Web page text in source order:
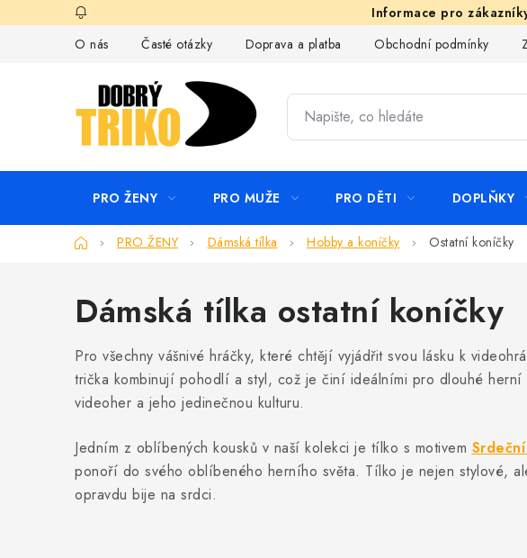
na
O nás
Časté otázky Doprava a platba Obchodní podmínky
PRO ŽENY PRO MUŽE PRO DĚTI DOPLŇKY
DomůPRO ŽENY Dámská tílka Hobby a koníčky Ostatní koníčky
Dámská tílka ostatní koníčky
Pro všechny vášnivé hráčky, které chtějí vyjádřit svou lásku k
trička kombinují pohodlí a styl, což je činí ideálními pro dlouhé
videoher a jeho jedinečnou kulturu.
Jedním z oblíbených kousků v naší kolekci je tílko s motivem
ponoří do svého oblíbeného herního světa. Tílko je nejen stylové,
opravdu bije na srdci.